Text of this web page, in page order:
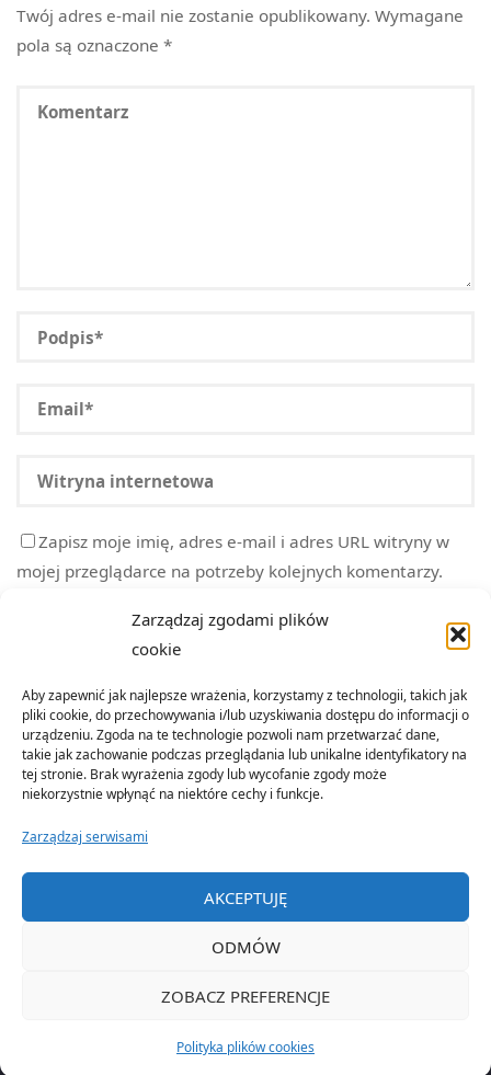
Zarządzaj zgodami plików
cookie
Aby zapewnić jak najlepsze wrażenia, korzystamy z technologii, takich jak
pliki cookie, do przechowywania i/lub uzyskiwania dostępu do informacji o
urządzeniu. Zgoda na te technologie pozwoli nam przetwarzać dane,
takie jak zachowanie podczas przeglądania lub unikalne identyfikatory na
tej stronie. Brak wyrażenia zgody lub wycofanie zgody może
niekorzystnie wpłynąć na niektóre cechy i funkcje.
Zarządzaj serwisami
AKCEPTUJĘ
ODMÓW
ZOBACZ PREFERENCJE
Polityka plików cookies
Twój adres e-mail nie zostanie opublikowany. Wymagane
pola są oznaczone*
Zapisz moje imię, adres e-mail i adres URL witryny w
mojej przeglądarce na potrzeby kolejnych komentarzy.
©2022 Organizacja Terenowa Emerytów i Rencistów Policji w
Nowym Sączu
SEPTERA &